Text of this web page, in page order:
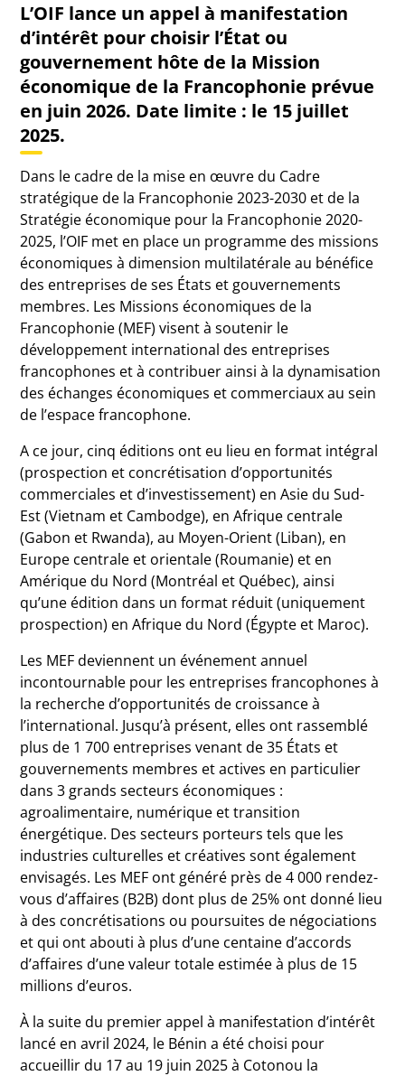
L’OIF lance un appel à manifestation
d’intérêt pour choisir l’État ou
gouvernement hôte de la Mission
économique de la Francophonie prévue
en juin 2026. Date limite : le 15 juillet
2025.
Dans le cadre de la mise en œuvre du Cadre
stratégique de la Francophonie 2023-2030 et de la
Stratégie économique pour la Francophonie 2020-
2025, l’OIF met en place un programme des missions
économiques à dimension multilatérale au bénéfice
des entreprises de ses États et gouvernements
membres. Les Missions économiques de la
Francophonie (MEF) visent à soutenir le
développement international des entreprises
francophones et à contribuer ainsi à la dynamisation
des échanges économiques et commerciaux au sein
de l’espace francophone.
A ce jour, cinq éditions ont eu lieu en format intégral
(prospection et concrétisation d’opportunités
commerciales et d’investissement) en Asie du Sud-
Est (Vietnam et Cambodge), en Afrique centrale
(Gabon et Rwanda), au Moyen-Orient (Liban), en
Europe centrale et orientale (Roumanie) et en
Amérique du Nord (Montréal et Québec), ainsi
qu’une édition dans un format réduit (uniquement
prospection) en Afrique du Nord (Égypte et Maroc).
Les MEF deviennent un événement annuel
incontournable pour les entreprises francophones à
la recherche d’opportunités de croissance à
l’international. Jusqu’à présent, elles ont rassemblé
plus de 1 700 entreprises venant de 35 États et
gouvernements membres et actives en particulier
dans 3 grands secteurs économiques :
agroalimentaire, numérique et transition
énergétique. Des secteurs porteurs tels que les
industries culturelles et créatives sont également
envisagés. Les MEF ont généré près de 4 000 rendez-
vous d’affaires (B2B) dont plus de 25% ont donné lieu
à des concrétisations ou poursuites de négociations
et qui ont abouti à plus d’une centaine d’accords
d’affaires d’une valeur totale estimée à plus de 15
millions d’euros.
À la suite du premier appel à manifestation d’intérêt
lancé en avril 2024, le Bénin a été choisi pour
accueillir du 17 au 19 juin 2025 à Cotonou la